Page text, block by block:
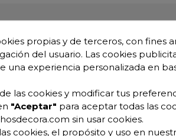
y menor consumo eléctrico.
propias y de terceros, con fines
del usuario. Las cookies
una experiencia personalizada en
las cookies y modificar tus
"Aceptar" para aceptar todas las
sin usar cookies.
cookies, el propósito y uso en